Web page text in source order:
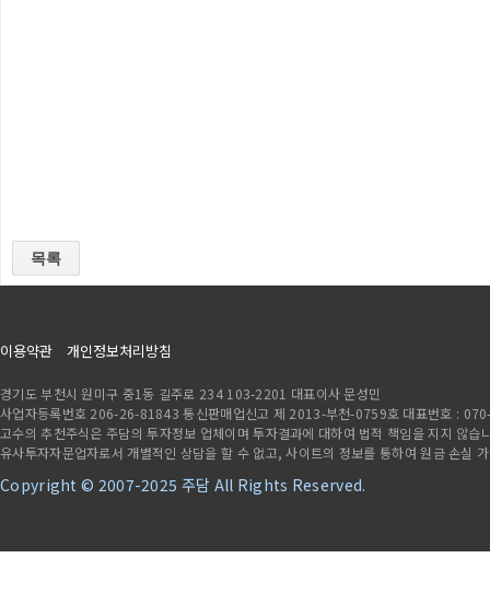
목록
이용약관 개인정보처리방침
경기도 부천시 원미구 중1동 길주로 234 103-2201 대표이사 문성민
사업자등록번호 206-26-81843 통신판매업신고 제 2013-부천-0759호 대표번호 :
고수의 추천주식은 주담의 투자정보 업체이며 투자결과에 대하여 법적 책임을 지지 않
유사투자자문업자로서 개별적인 상담을 할 수 없고, 사이트의 정보를 통하여 원금 손실
Copyright © 2007-2025 주담 All Rights Reserved.